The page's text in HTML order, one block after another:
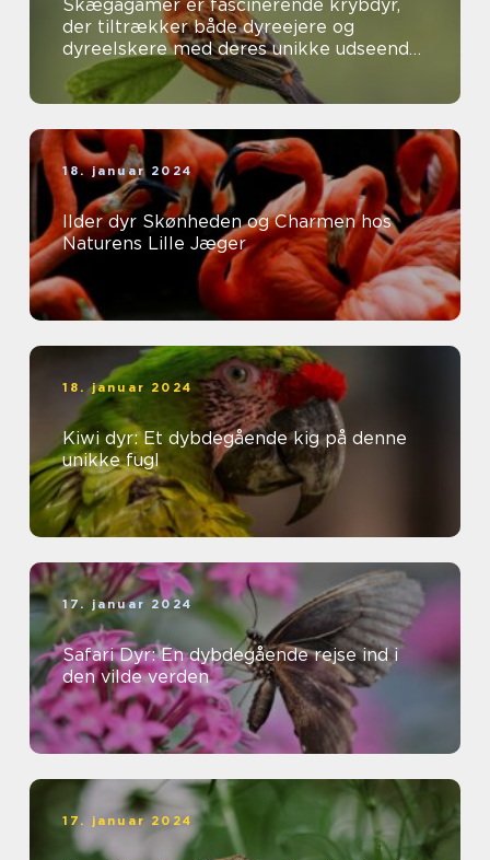
Skægagamer er fascinerende krybdyr,
der tiltrækker både dyreejere og
dyreelskere med deres unikke udseende
og interessante adfærd
18. januar 2024
Ilder dyr Skønheden og Charmen hos
Naturens Lille Jæger
18. januar 2024
Kiwi dyr: Et dybdegående kig på denne
unikke fugl
17. januar 2024
Safari Dyr: En dybdegående rejse ind i
den vilde verden
17. januar 2024